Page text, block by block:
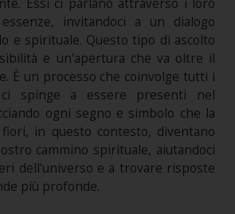
Essi ci parlano attraverso i loro
invitandoci a un dialogo
e spirituale. Questo tipo di ascolto
e un'apertura che va oltre il
È un processo che coinvolge tutti i
spinge a essere presenti nel
ogni segno e simbolo che la
in questo contesto, diventano
cammino spirituale, aiutandoci
dell'universo e a trovare risposte
più profonde.